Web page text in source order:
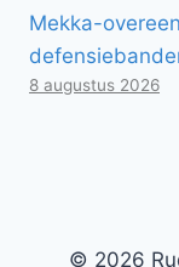
Mekka-
8 augustus 2026
© 2026